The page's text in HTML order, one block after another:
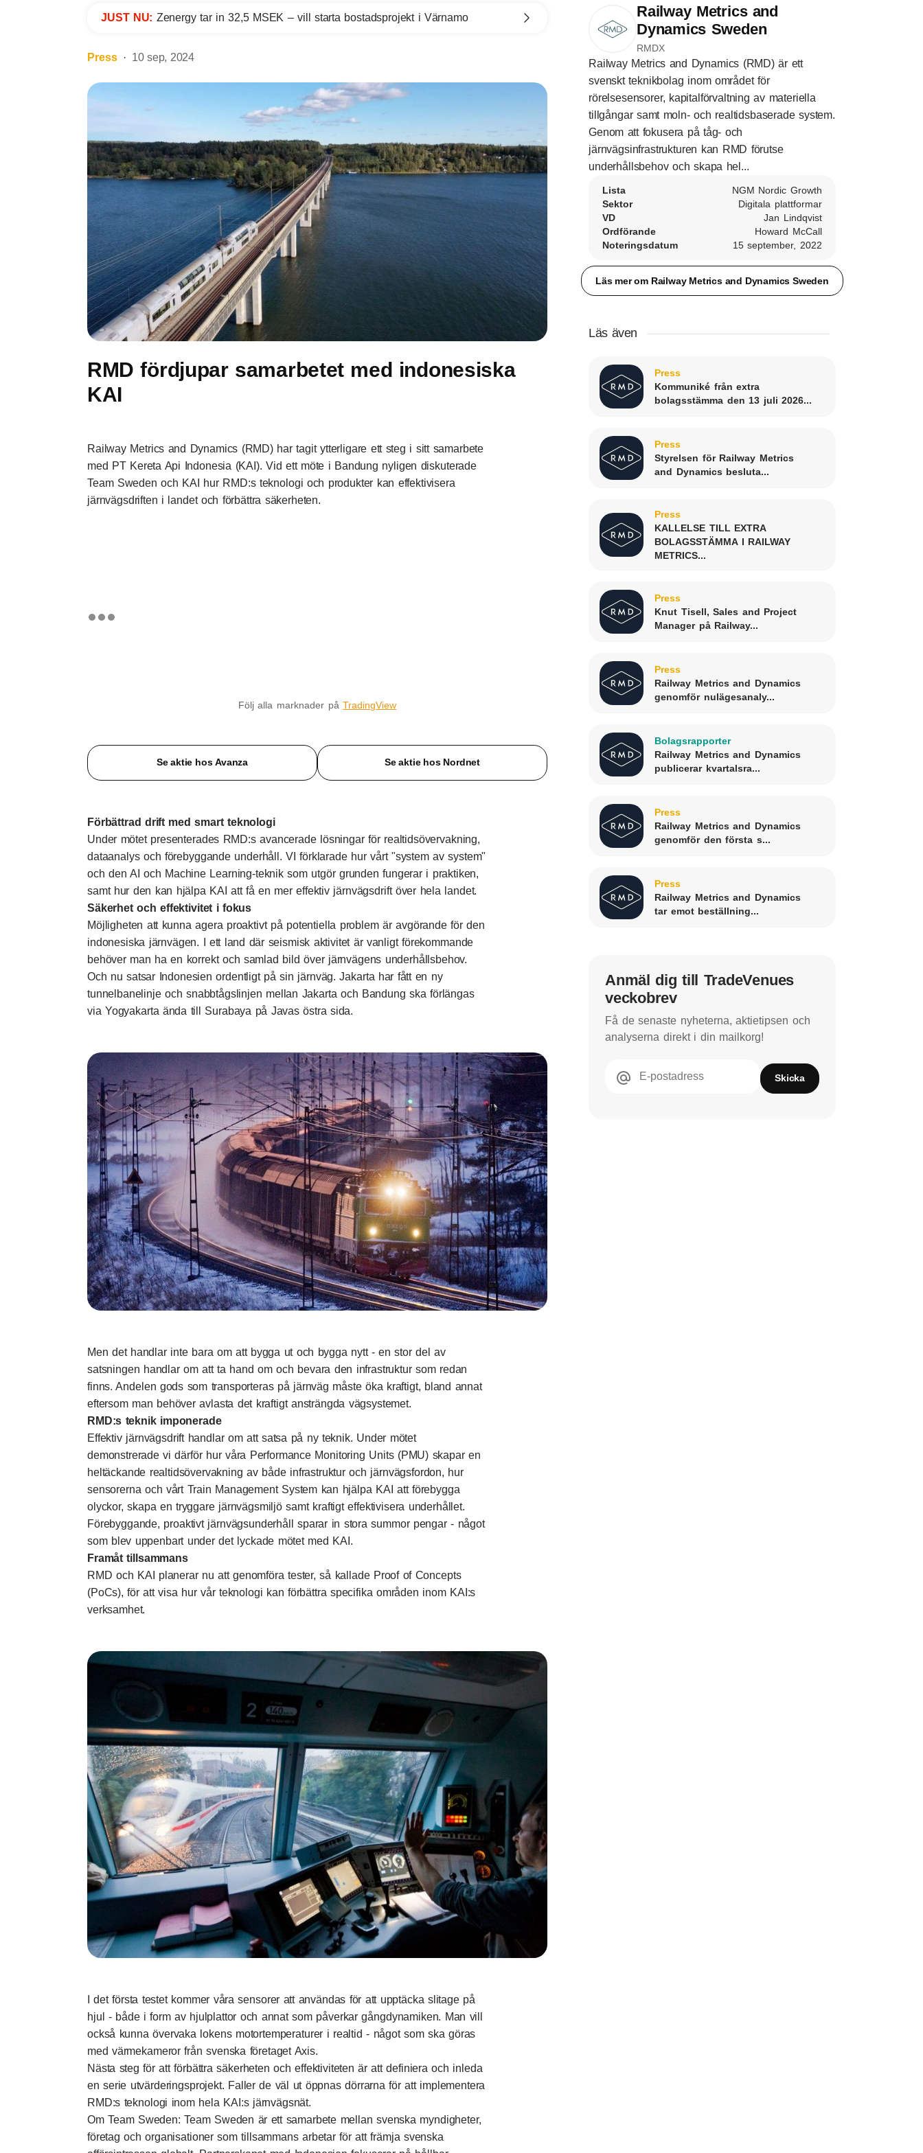
JUST NU: Zenergy tar in 32,5 MSEK – vill starta bostadsprojekt i Värnamo
Press 10 sep, 2024
RMD fördjupar samarbetet med indonesiska
KAI
Railway Metrics and Dynamics (RMD) har tagit ytterligare ett steg i sitt samarbete
med PT Kereta Api Indonesia (KAI). Vid ett möte i Bandung nyligen diskuterade
Team Sweden och KAI hur RMD:s teknologi och produkter kan effektivisera
järnvägsdriften i landet och förbättra säkerheten.
Följ alla marknader påTradingView
Se aktie hos Avanza Se aktie hos Nordnet
Förbättrad drift med smart teknologi
Under mötet presenterades RMD:s avancerade lösningar för realtidsövervakning,
dataanalys och förebyggande underhåll. VI förklarade hur vårt "system av system"
och den AI och Machine Learning-teknik som utgör grunden fungerar i praktiken,
samt hur den kan hjälpa KAI att få en mer effektiv järnvägsdrift över hela landet.
Säkerhet och effektivitet i fokus
Möjligheten att kunna agera proaktivt på potentiella problem är avgörande för den
indonesiska järnvägen. I ett land där seismisk aktivitet är vanligt förekommande
behöver man ha en korrekt och samlad bild över järnvägens underhållsbehov.
Och nu satsar Indonesien ordentligt på sin järnväg. Jakarta har fått en ny
tunnelbanelinje och snabbtågslinjen mellan Jakarta och Bandung ska förlängas
via Yogyakarta ända till Surabaya på Javas östra sida.
Men det handlar inte bara om att bygga ut och bygga nytt - en stor del av
satsningen handlar om att ta hand om och bevara den infrastruktur som redan
finns. Andelen gods som transporteras på järnväg måste öka kraftigt, bland annat
eftersom man behöver avlasta det kraftigt ansträngda vägsystemet.
RMD:s teknik imponerade
Effektiv järnvägsdrift handlar om att satsa på ny teknik. Under mötet
demonstrerade vi därför hur våra Performance Monitoring Units (PMU) skapar en
heltäckande realtidsövervakning av både infrastruktur och järnvägsfordon, hur
sensorerna och vårt Train Management System kan hjälpa KAI att förebygga
olyckor, skapa en tryggare järnvägsmiljö samt kraftigt effektivisera underhållet.
Förebyggande, proaktivt järnvägsunderhåll sparar in stora summor pengar - något
som blev uppenbart under det lyckade mötet med KAI.
Framåt tillsammans
RMD och KAI planerar nu att genomföra tester, så kallade Proof of Concepts
(PoCs), för att visa hur vår teknologi kan förbättra specifika områden inom KAI:s
verksamhet.
I det första testet kommer våra sensorer att användas för att upptäcka slitage på
hjul - både i form av hjulplattor och annat som påverkar gångdynamiken. Man vill
också kunna övervaka lokens motortemperaturer i realtid - något som ska göras
med värmekameror från svenska företaget Axis.
Nästa steg för att förbättra säkerheten och effektiviteten är att definiera och inleda
en serie utvärderingsprojekt. Faller de väl ut öppnas dörrarna för att implementera
RMD:s teknologi inom hela KAI:s järnvägsnät.
Om Team Sweden: Team Sweden är ett samarbete mellan svenska myndigheter,
företag och organisationer som tillsammans arbetar för att främja svenska
Railway Metrics and
Dynamics Sweden
RMDX
Railway Metrics and Dynamics (RMD) är ett
svenskt teknikbolag inom området för
rörelsesensorer, kapitalförvaltning av materiella
tillgångar samt moln- och realtidsbaserade system.
Genom att fokusera på tåg- och
järnvägsinfrastrukturen kan RMD förutse
underhållsbehov och skapa hel...
Lista
NGM Nordic Growth
Sektor
Digitala plattformar
VD
Jan Lindqvist
Ordförande
Howard McCall
Noteringsdatum
15 september, 2022
Läs mer om Railway Metrics and Dynamics Sweden
Läs även
Press
Kommuniké från extra
bolagsstämma den 13 juli 2026...
Press
Styrelsen för Railway Metrics
and Dynamics besluta...
Press
KALLELSE TILL EXTRA
BOLAGSSTÄMMA I RAILWAY
METRICS...
Press
Knut Tisell, Sales and Project
Manager på Railway...
Press
Railway Metrics and Dynamics
genomför nulägesanaly...
Bolagsrapporter
Railway Metrics and Dynamics
publicerar kvartalsra...
Press
Railway Metrics and Dynamics
genomför den första s...
Press
Railway Metrics and Dynamics
tar emot beställning...
Anmäl dig till TradeVenues
veckobrev
Få de senaste nyheterna, aktietipsen och
analyserna direkt i din mailkorg!
E-postadress Skicka